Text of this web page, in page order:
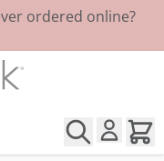
ordered online?